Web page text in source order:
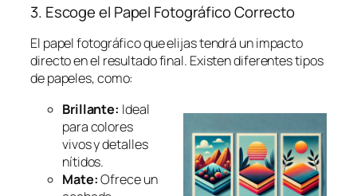
3. Escoge el Papel Fotográfico Correcto
El papel fotográfico que elijas tendrá un impacto
directo en el resultado final. Existen diferentes tipos
de papeles, como:
Brillante: Ideal
para colores
vivos y detalles
nítidos.
Mate:Ofrece un